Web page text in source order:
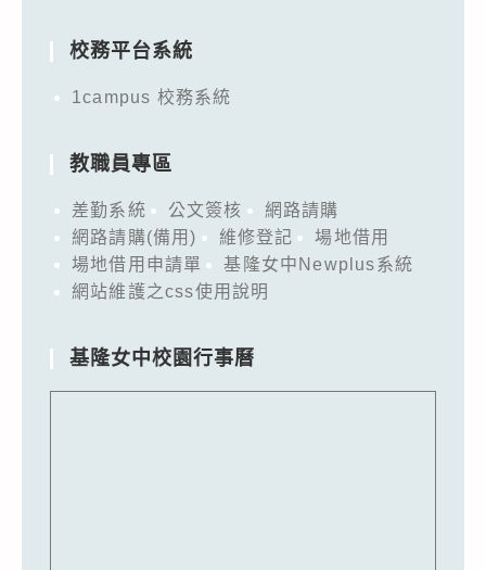
校務平台系統
1campus 校務系統
教職員專區
差勤系統 公文簽核
網路請購
網路請購(備用)
維修登記
場地借用
場地借用申請單
基隆女中Newplus系統
網站維護之css使用說明
基隆女中校園行事曆